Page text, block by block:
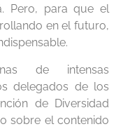
Pero, para que el
en el futuro,
de intensas
delegados de los
de Diversidad
sobre el contenido